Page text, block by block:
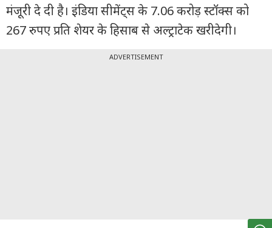
ट्रेंडिंग
मंजूरी दे दी है। इंडिया सीमेंट्स के 7.06 करोड़ स्टॉक्स को
267 रुपए प्रति शेयर के हिसाब से अल्ट्राटेक खरीदेगी।
ADVERTISEMENT